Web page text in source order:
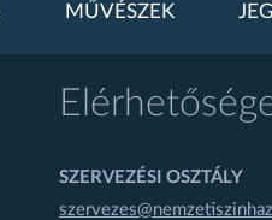
MŰVÉSZEK
SZERVEZÉSI OSZTÁLY